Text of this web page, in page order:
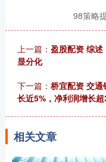
98策略
上一篇： 盈股配资 综述
显分化
下一篇： 桥宜配资 交通
长近5%，净利润增长
相关文章